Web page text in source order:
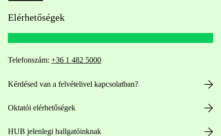
Elérhetőségek
Telefonszám: +36 1 482 5000
Kérdésed van a felvételivel kapcsolatban?
Oktatói elérhetőségek
HUB jelenlegi hallgatóinknak